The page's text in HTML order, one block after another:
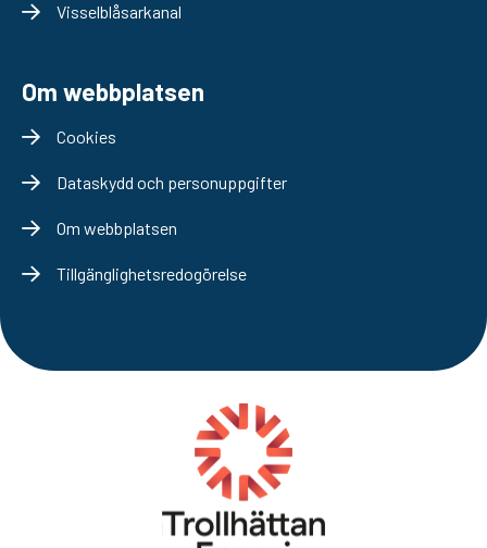
Visselblåsarkanal
Om webbplatsen
Cookies
Dataskydd och personuppgifter
Om webbplatsen
Tillgänglighetsredogörelse